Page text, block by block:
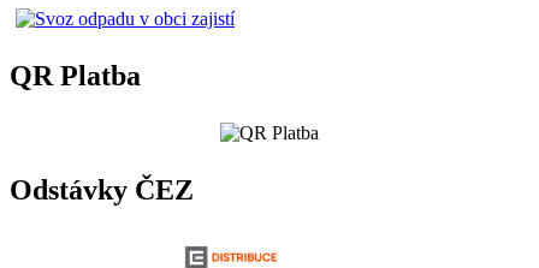
QR Platba
Odstávky ČEZ